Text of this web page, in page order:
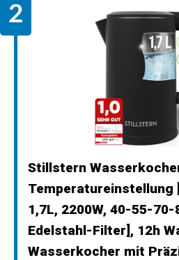
Stillstern
Temperatureinstellung
1,7L, 2200W, 40-55-70-
Edelstahl-Filter], 12h
Wasserkocher mit